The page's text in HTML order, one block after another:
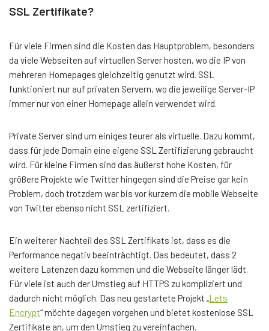
SSL Zertifikate?
Für viele Firmen sind die Kosten das Hauptproblem, besonders
da viele Webseiten auf virtuellen Server hosten, wo die IP von
mehreren Homepages gleichzeitig genutzt wird. SSL
funktioniert nur auf privaten Servern, wo die jeweilige Server-IP
immer nur von einer Homepage allein verwendet wird.
Private Server sind um einiges teurer als virtuelle. Dazu kommt,
dass für jede Domain eine eigene SSL Zertifizierung gebraucht
wird. Für kleine Firmen sind das äußerst hohe Kosten, für
größere Projekte wie Twitter hingegen sind die Preise gar kein
Problem, doch trotzdem war bis vor kurzem die mobile Webseite
von Twitter ebenso nicht SSL zertifiziert.
Ein weiterer Nachteil des SSL Zertifikats ist, dass es die
Performance negativ beeinträchtigt. Das bedeutet, dass 2
weitere Latenzen dazu kommen und die Webseite länger lädt.
Für viele ist auch der Umstieg auf HTTPS zu kompliziert und
dadurch nicht möglich. Das neu gestartete Projekt „Lets
Encrypt“ möchte dagegen vorgehen und bietet kostenlose SSL
Zertifikate an, um den Umstieg zu vereinfachen.